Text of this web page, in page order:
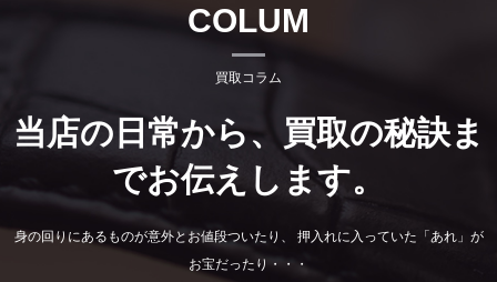
COLUM
買取コラム
当店の日常から、買取の秘訣ま
でお伝えします。
身の回りにあるものが意外とお値段ついたり、 押入れに入っていた「あれ」が
お宝だったり・・・